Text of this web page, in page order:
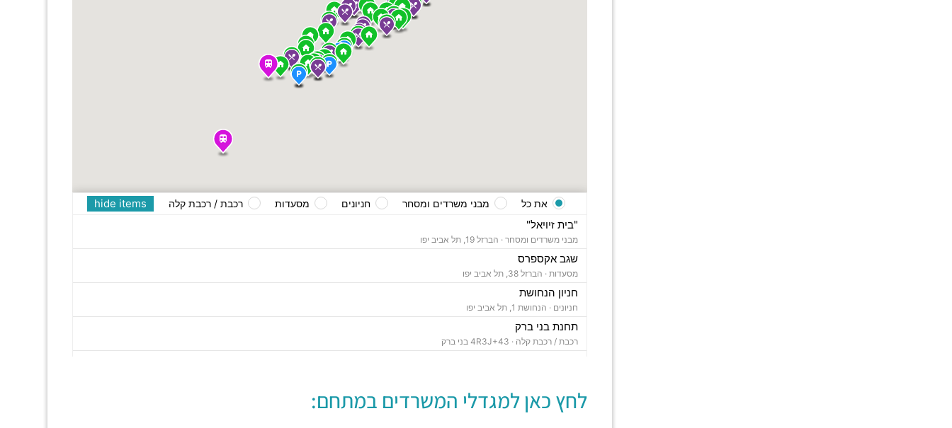
"בית זיויאל"
מבני משרדים ומסחר · הברזל 19, תל אביב יפו
שגב אקספרס
מסעדות · הברזל 38, תל אביב יפו
חניון הנחושת
חניונים · הנחושת 1, תל אביב יפו
תחנת בני ברק
רכבת / רכבת קלה ·
"בית B5"
מבני משרדים ומסחר ·הברזל 5א, תל אביב יפו
hide items את כל מבני משרדים ומסחר חניונים מסעדות רכבת / רכבת קלה
לחץ כאן למגדלי המשרדים במתחם: